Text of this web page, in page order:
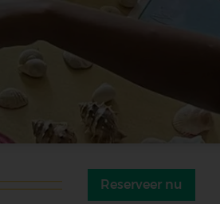
Reserveer nu